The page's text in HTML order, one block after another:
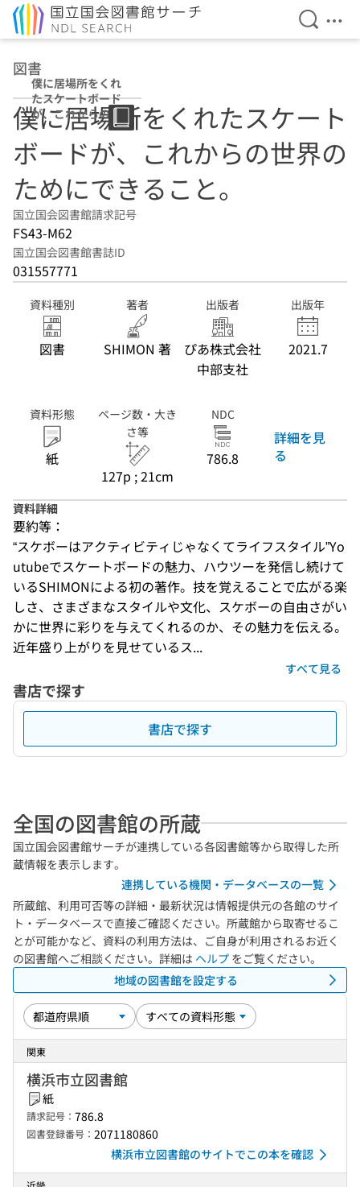
検索を
メ
図書
僕に居場所をくれ
たスケートボード
が、これからの世
界のためにできる
こと。
僕に居場所をくれたスケート
ボードが、これからの世界の
ためにできること。
国立国会図書館請求記号
FS43-M62
国立国会図書館書誌ID
031557771
資料種別
図書
著者
SHIMON 著
出版者
ぴあ株式会社
中部支社
出版年
2021.7
資料形態
紙
ページ数・大き
さ等
127p ; 21cm
NDC
786.8
詳細を見
る
資料詳細
要約等：
“スケボーはアクティビティじゃなくてライフスタイル”Yo
utubeでスケートボードの魅力、ハウツーを発信し続けて
いるSHIMONによる初の著作。技を覚えることで広がる楽
しさ、さまざまなスタイルや文化、スケボーの自由さがい
かに世界に彩りを与えてくれるのか、その魅力を伝える。
近年盛り上がりを見せているス...
すべて見る
書店で探す
書店で探す
全国の図書館の所蔵
国立国会図書館サーチが連携している各図書館等から取得した所
蔵情報を表示します。
連携している機関・データベースの一覧
所蔵館、利用可否等の詳細・最新状況は情報提供元の各館のサイ
ト・データベースで直接ご確認ください。所蔵館から取寄せるこ
とが可能かなど、資料の利用方法は、ご自身が利用されるお近く
の図書館へご相談ください。詳細は ヘルプ をご覧ください。
地域の図書館を設定する
関東
横浜市立図書館
紙
請求記号： 786.8
図書登録番号： 2071180860
横浜市立図書館のサイトでこの本を確認